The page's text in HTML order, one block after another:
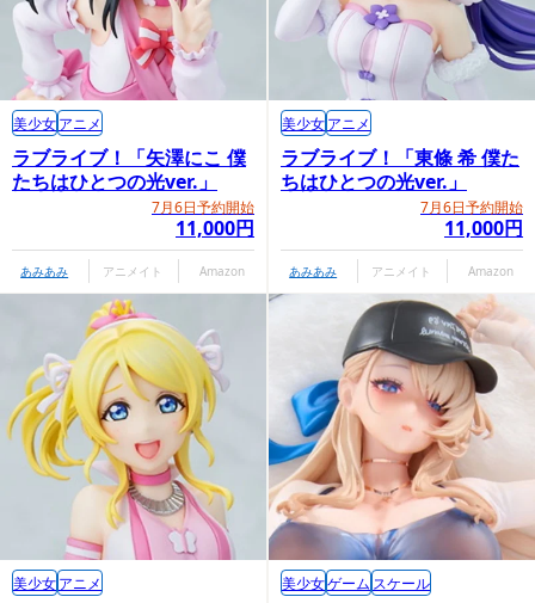
ラブライブ！「矢澤にこ 僕
たちはひとつの光ver.」
7月6日予約開始
11,000円
美少女アニメ
あみあみ アニメイト Amazon
ラブライブ！「東條 希 僕た
ちはひとつの光ver.」
7月6日予約開始
11,000円
美少女アニメ
あみあみ アニメイト Amazon
美少女アニメ 美少女ゲーム スケール